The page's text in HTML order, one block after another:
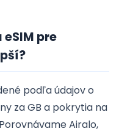
pre
podľa údajov o
za GB a pokrytia na
Airalo,